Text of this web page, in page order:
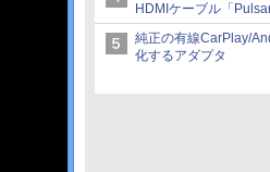
HDMIケーブル「
から
純正の有線CarPlay/
化するアダプタ